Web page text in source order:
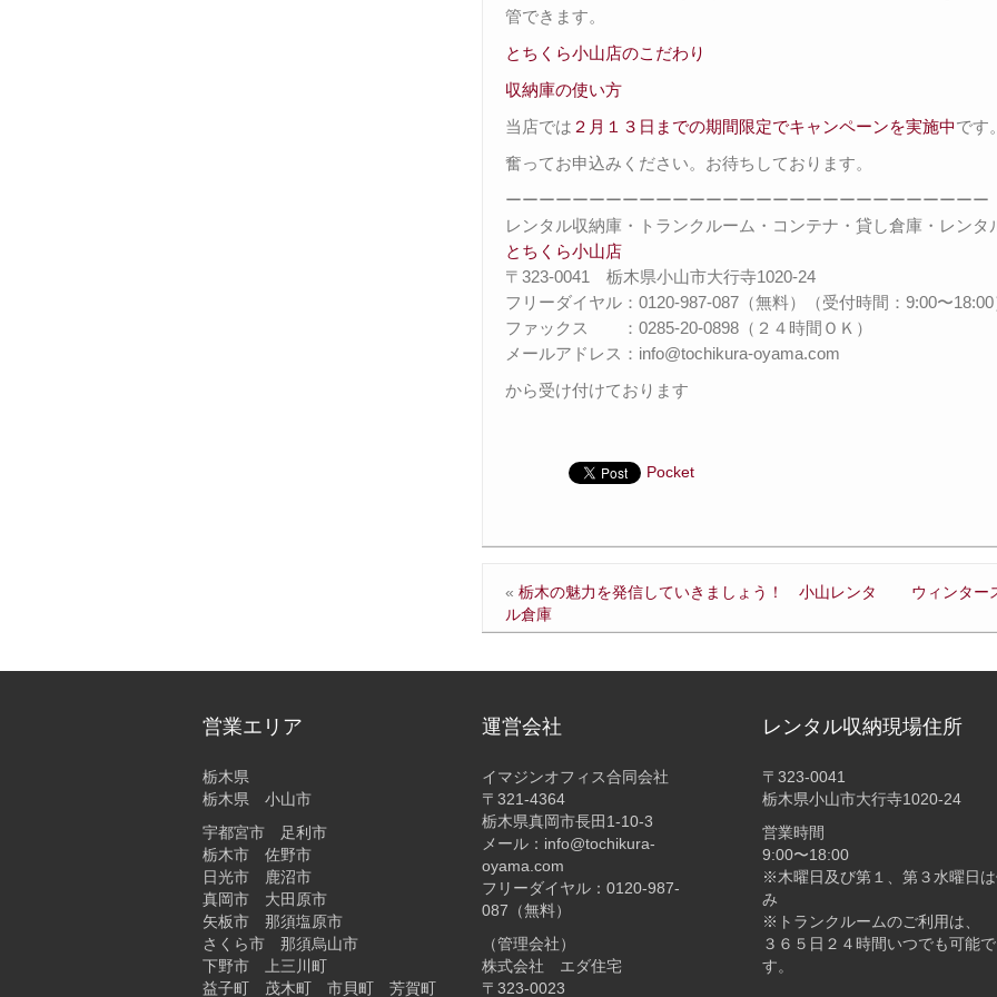
管できます。
とちくら小山店のこだわり
収納庫の使い方
当店では ２月１３日までの期間限定でキャンペーンを実施中です。
奮ってお申込みください。お待ちしております。
ーーーーーーーーーーーーーーーーーーーーーーーーーーーーー
レンタル収納庫・トランクルーム・コンテナ・貸し倉庫・レンタ
とちくら小山店
〒323-0041 栃木県小山市大行寺1020-24
フリーダイヤル：0120-987-087（無料）（受付時間：9:00〜18:00
ファックス ：0285-20-0898（２４時間ＯＫ）
メールアドレス：info@tochikura-oyama.com
から受け付けております
Pocket
«栃木の魅力を発信していきましょう！ 小山レンタ
ル倉庫
ウィンター
営業エリア
栃木県
栃木県 小山市
宇都宮市 足利市
栃木市 佐野市
日光市 鹿沼市
真岡市 大田原市
矢板市 那須塩原市
さくら市 那須烏山市
下野市 上三川町
益子町 茂木町 市貝町 芳賀町
運営会社
イマジンオフィス合同会社
〒321-4364
栃木県真岡市長田1-10-3
メール：info@tochikura-
oyama.com
フリーダイヤル：0120-987-
087（無料）
（管理会社）
株式会社 エダ住宅
〒323-0023
レンタル収納現場住所
〒323-0041
栃木県小山市大行寺1020-24
営業時間
9:00〜18:00
※木曜日及び第１、第３水曜日
み
※トランクルームのご利用は、
３６５日２４時間いつでも可能で
す。